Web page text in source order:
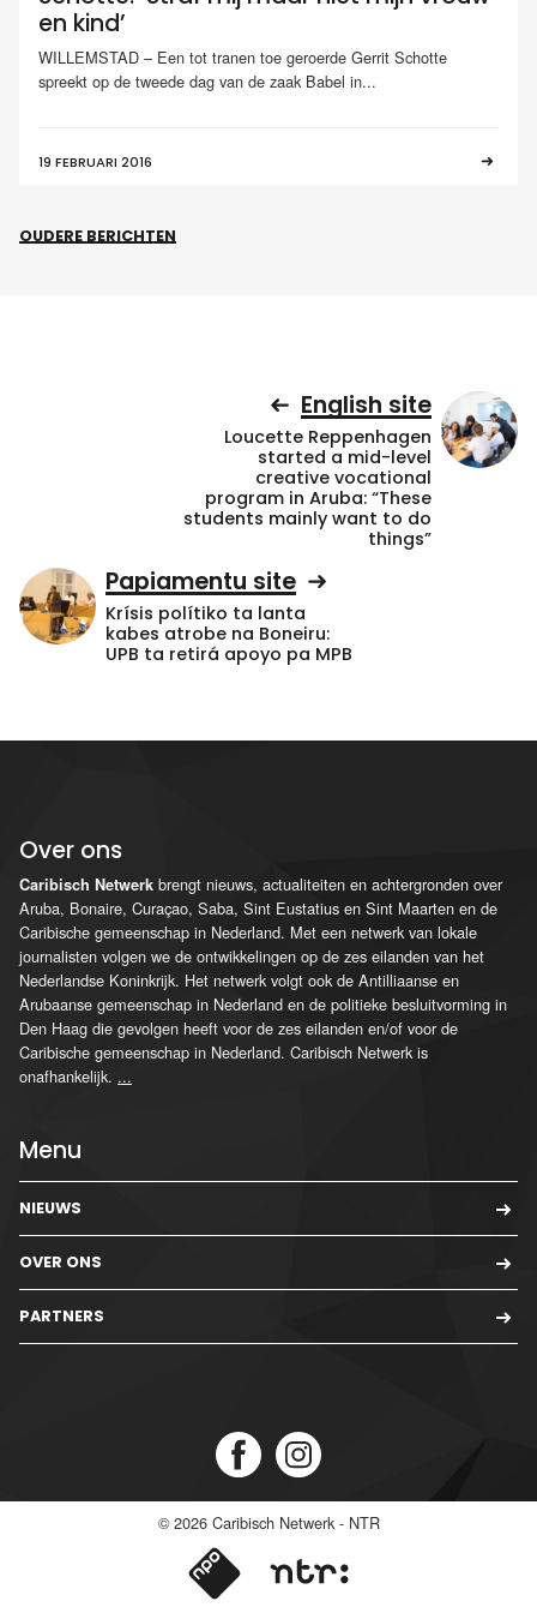
en kind’
WILLEMSTAD – Een tot tranen toe geroerde Gerrit Schotte
spreekt op de tweede dag van de zaak Babel in...
19 FEBRUARI 2016
OUDERE BERICHTEN
English site
Loucette Reppenhagen
started a mid-level
creative vocational
program in Aruba: “These
students mainly want to do
things”
Papiamentu site
Krísis polítiko ta lanta
kabes atrobe na Boneiru:
UPB ta retirá apoyo pa MPB
Over ons
Caribisch Netwerk brengt nieuws, actualiteiten en achtergronden over
Aruba, Bonaire, Curaçao, Saba, Sint Eustatius en Sint Maarten en de
Caribische gemeenschap in Nederland. Met een netwerk van lokale
journalisten volgen we de ontwikkelingen op de zes eilanden van het
Nederlandse Koninkrijk. Het netwerk volgt ook de Antilliaanse en
Arubaanse gemeenschap in Nederland en de politieke besluitvorming in
Den Haag die gevolgen heeft voor de zes eilanden en/of voor de
Caribische gemeenschap in Nederland. Caribisch Netwerk is
onafhankelijk. ...
Menu
NIEUWS
OVER ONS
PARTNERS
© 2026 Caribisch Netwerk - NTR